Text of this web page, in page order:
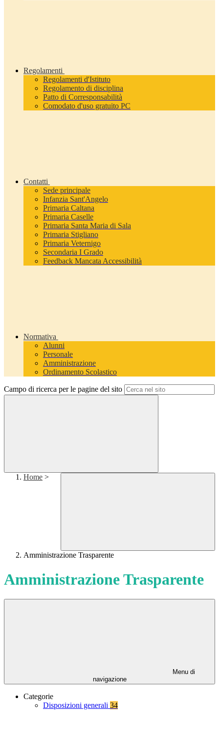
Regolamenti
Regolamenti d'Istituto
Regolamento di disciplina
Patto di Corresponsabilità
Comodato d'uso gratuito PC
Contatti
Sede principale
Infanzia Sant'Angelo
Primaria Caltana
Primaria Caselle
Primaria Santa Maria di Sala
Primaria Stigliano
Primaria Veternigo
Secondaria I Grado
Feedback Mancata Accessibilità
Normativa
Alunni
Personale
Amministrazione
Ordinamento Scolastico
Campo di ricerca per le pagine del sito
Home >
Amministrazione Trasparente
Amministrazione Trasparente
Menu di
navigazione
Categorie
Disposizioni generali 34